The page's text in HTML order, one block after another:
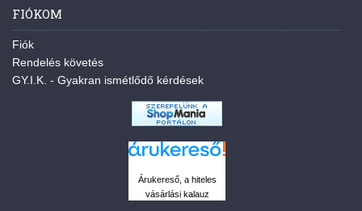
FIÓKOM
Fiók
Rendelés követés
GY.I.K. - Gyakran ismétlődő kérdések
Árukereső, a hiteles
vásárlási kalauz